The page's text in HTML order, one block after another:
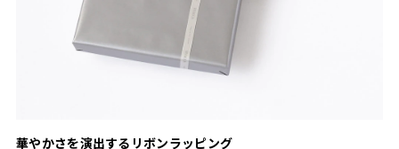
華やかさを演出するリボンラッピング